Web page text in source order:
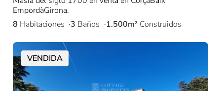
EmpordàGirona.
8 Habitaciones 3 Baños 1.500m² Construidos
VENDIDA